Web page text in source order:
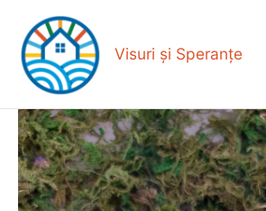
content
Visuri și Speranțe